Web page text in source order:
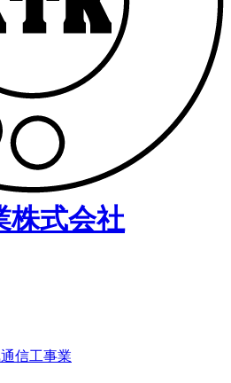
株式会社
信工事業